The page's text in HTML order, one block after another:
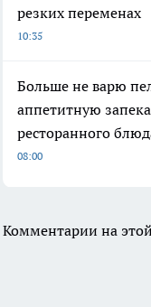
резких переменах
10:35
Больше не варю
аппетитную
ресторанного
08:00
Комментарии на